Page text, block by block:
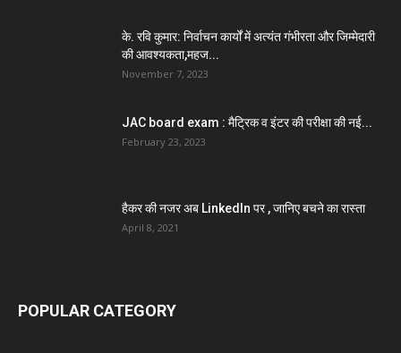
के. रवि कुमार: निर्वाचन कार्यों में अत्यंत गंभीरता और जिम्मेदारी
की आवश्यकता,महज...
November 7, 2023
JAC board exam : मैट्रिक व इंटर की परीक्षा की नई...
February 23, 2023
हैकर की नजर अब LinkedIn पर , जानिए बचने का रास्ता
April 8, 2021
POPULAR CATEGORY